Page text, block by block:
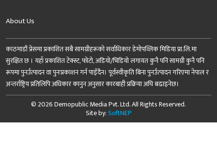
About Us
काठमाडौं प्रेसमा प्रकाशित सबै सामग्रीहरूको सर्वाधिकार डेमोपव्लिक मिडिया प्रा.लि.मा
सुरक्षित छ । यहाँ प्रकाशित टेक्स्ट, फोटो, अडियो/भिडियो लगायत कुनै पनि सामग्री कुनै पनि
रूपमा पुनर्उत्पादन वा पुनःप्रकाशन गर्न पाइँदैन। पूर्वस्वीकृति बिना पुनर्उत्पादन गरिएमा नेपाल र
अन्तर्राष्ट्रिय प्रतिलिपि अधिकार कानुन अनुसार कारबाही प्रक्रिया अघि बढाइनेछ।
© 2026 Demopublic Media Pvt. Ltd. All Rights Reserved.
Site by:SoftNEP